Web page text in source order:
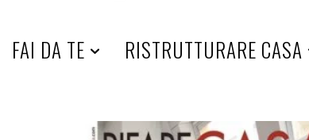
HOME
FAI DA TE RISTRUTTURARE CASA